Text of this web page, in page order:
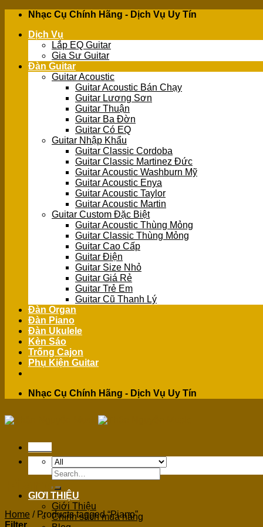
Skip
content
Nhạc Cụ Chính Hãng - Dịch Vụ Uy Tín
Dịch Vụ
Lắp EQ Guitar
Gia Sư Guitar
Đàn Guitar
Guitar Acoustic
Guitar Acoustic Bán Chạy
Guitar Lương Sơn
Guitar Thuận
Guitar Ba Đờn
Guitar Có EQ
Guitar Nhập Khẩu
Guitar Classic Cordoba
Guitar Classic Martinez Đức
Guitar Acoustic Washburn Mỹ
Guitar Acoustic Enya
Guitar Acoustic Taylor
Guitar Acoustic Martin
Guitar Custom Đặc Biệt
Guitar Acoustic Thùng Mỏng
Guitar Classic Thùng Mỏng
Guitar Cao Cấp
Guitar Điện
Guitar Size Nhỏ
Guitar Giá Rẻ
Guitar Trẻ Em
Guitar Cũ Thanh Lý
Đàn Organ
Đàn Piano
Đàn Ukulele
Kèn Sáo
Trống Cajon
Phụ Kiện Guitar
Nhạc Cụ Chính Hãng - Dịch Vụ Uy Tín
Search
for:
GIỚI THIỆU
Giới Thiệu
Chính sách mua hàng
Piano
Home /Products tagged “Piano”
Filter